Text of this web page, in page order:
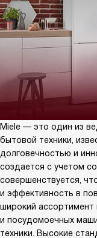
Miele — это один из
бытовой техники,
долговечностью и
создается с учетом
совершенствуется,
и эффективность в
широкий ассортимент
и посудомоечных
техники. Высокие